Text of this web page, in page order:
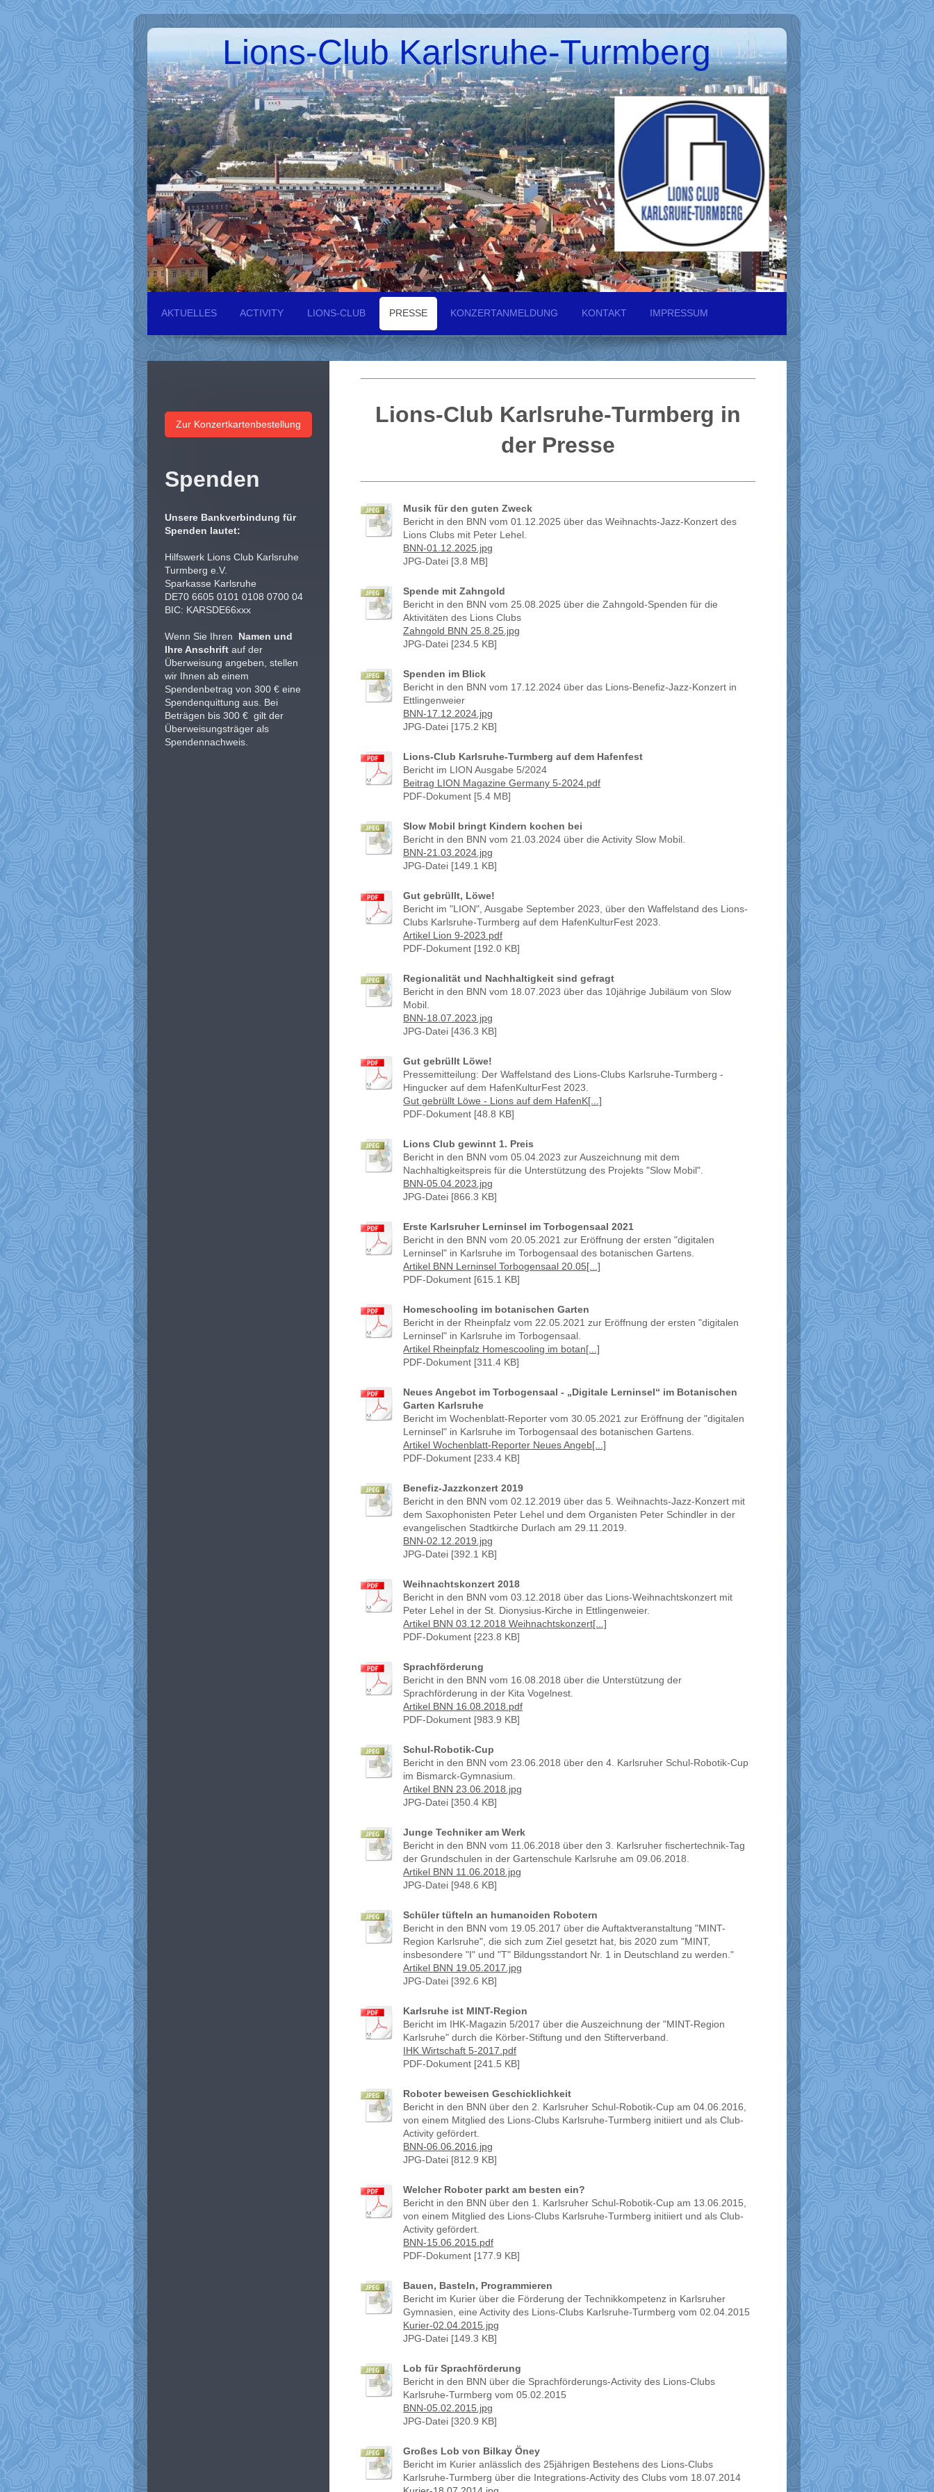
Lions-Club Karlsruhe-Turmberg
AKTUELLES ACTIVITY LIONS-CLUB PRESSE KONZERTANMELDUNG KONTAKT IMPRESSUM
Lions-Club Karlsruhe-Turmberg in
der Presse
Musik für den guten Zweck
Bericht in den BNN vom 01.12.2025 über das Weihnachts-Jazz-Konzert des
Lions Clubs mit Peter Lehel.
BNN-01.12.2025.jpg
JPG-Datei [3.8 MB]
Spende mit Zahngold
Bericht in den BNN vom 25.08.2025 über die Zahngold-Spenden für die
Aktivitäten des Lions Clubs
Zahngold BNN 25.8.25.jpg
JPG-Datei [234.5 KB]
Spenden im Blick
Bericht in den BNN vom 17.12.2024 über das Lions-Benefiz-Jazz-Konzert in
Ettlingenweier
BNN-17.12.2024.jpg
JPG-Datei [175.2 KB]
Lions-Club Karlsruhe-Turmberg auf dem Hafenfest
Bericht im LION Ausgabe 5/2024
Beitrag LION Magazine Germany 5-2024.pdf
PDF-Dokument [5.4 MB]
Slow Mobil bringt Kindern kochen bei
Bericht in den BNN vom 21.03.2024 über die Activity Slow Mobil.
BNN-21.03.2024.jpg
JPG-Datei [149.1 KB]
Gut gebrüllt, Löwe!
Bericht im "LION", Ausgabe September 2023, über den Waffelstand des Lions-
Clubs Karlsruhe-Turmberg auf dem HafenKulturFest 2023.
Artikel Lion 9-2023.pdf
PDF-Dokument [192.0 KB]
Regionalität und Nachhaltigkeit sind gefragt
Bericht in den BNN vom 18.07.2023 über das 10jährige Jubiläum von Slow
Mobil.
BNN-18.07.2023.jpg
JPG-Datei [436.3 KB]
Gut gebrüllt Löwe!
Pressemitteilung: Der Waffelstand des Lions-Clubs Karlsruhe-Turmberg -
Hingucker auf dem HafenKulturFest 2023.
Gut gebrüllt Löwe - Lions auf dem HafenK[...]
PDF-Dokument [48.8 KB]
Lions Club gewinnt 1. Preis
Bericht in den BNN vom 05.04.2023 zur Auszeichnung mit dem
Nachhaltigkeitspreis für die Unterstützung des Projekts "Slow Mobil".
BNN-05.04.2023.jpg
JPG-Datei [866.3 KB]
Erste Karlsruher Lerninsel im Torbogensaal 2021
Bericht in den BNN vom 20.05.2021 zur Eröffnung der ersten "digitalen
Lerninsel" in Karlsruhe im Torbogensaal des botanischen Gartens.
Artikel BNN Lerninsel Torbogensaal 20.05[...]
PDF-Dokument [615.1 KB]
Homeschooling im botanischen Garten
Bericht in der Rheinpfalz vom 22.05.2021 zur Eröffnung der ersten "digitalen
Lerninsel" in Karlsruhe im Torbogensaal.
Artikel Rheinpfalz Homescooling im botan[...]
PDF-Dokument [311.4 KB]
Neues Angebot im Torbogensaal - „Digitale Lerninsel“ im Botanischen
Garten Karlsruhe
Bericht im Wochenblatt-Reporter vom 30.05.2021 zur Eröffnung der "digitalen
Lerninsel" in Karlsruhe im Torbogensaal des botanischen Gartens.
Artikel Wochenblatt-Reporter Neues Angeb[...]
PDF-Dokument [233.4 KB]
Benefiz-Jazzkonzert 2019
Bericht in den BNN vom 02.12.2019 über das 5. Weihnachts-Jazz-Konzert mit
dem Saxophonisten Peter Lehel und dem Organisten Peter Schindler in der
evangelischen Stadtkirche Durlach am 29.11.2019.
BNN-02.12.2019.jpg
JPG-Datei [392.1 KB]
Weihnachtskonzert 2018
Bericht in den BNN vom 03.12.2018 über das Lions-Weihnachtskonzert mit
Peter Lehel in der St. Dionysius-Kirche in Ettlingenweier.
Artikel BNN 03.12.2018 Weihnachtskonzert[...]
PDF-Dokument [223.8 KB]
Sprachförderung
Bericht in den BNN vom 16.08.2018 über die Unterstützung der
Sprachförderung in der Kita Vogelnest.
Artikel BNN 16.08.2018.pdf
PDF-Dokument [983.9 KB]
Schul-Robotik-Cup
Bericht in den BNN vom 23.06.2018 über den 4. Karlsruher Schul-Robotik-Cup
im Bismarck-Gymnasium.
Artikel BNN 23.06.2018.jpg
JPG-Datei [350.4 KB]
Junge Techniker am Werk
Bericht in den BNN vom 11.06.2018 über den 3. Karlsruher fischertechnik-Tag
der Grundschulen in der Gartenschule Karlsruhe am 09.06.2018.
Artikel BNN 11.06.2018.jpg
JPG-Datei [948.6 KB]
Schüler tüfteln an humanoiden Robotern
Bericht in den BNN vom 19.05.2017 über die Auftaktveranstaltung "MINT-
Region Karlsruhe", die sich zum Ziel gesetzt hat, bis 2020 zum "MINT,
insbesondere "I" und "T" Bildungsstandort Nr. 1 in Deutschland zu werden."
Artikel BNN 19.05.2017.jpg
JPG-Datei [392.6 KB]
Karlsruhe ist MINT-Region
Bericht im IHK-Magazin 5/2017 über die Auszeichnung der "MINT-Region
Karlsruhe" durch die Körber-Stiftung und den Stifterverband.
IHK Wirtschaft 5-2017.pdf
PDF-Dokument [241.5 KB]
Roboter beweisen Geschicklichkeit
Bericht in den BNN über den 2. Karlsruher Schul-Robotik-Cup am 04.06.2016,
von einem Mitglied des Lions-Clubs Karlsruhe-Turmberg initiiert und als Club-
Activity gefördert.
BNN-06.06.2016.jpg
JPG-Datei [812.9 KB]
Welcher Roboter parkt am besten ein?
Bericht in den BNN über den 1. Karlsruher Schul-Robotik-Cup am 13.06.2015,
von einem Mitglied des Lions-Clubs Karlsruhe-Turmberg initiiert und als Club-
Activity gefördert.
BNN-15.06.2015.pdf
PDF-Dokument [177.9 KB]
Bauen, Basteln, Programmieren
Bericht im Kurier über die Förderung der Technikkompetenz in Karlsruher
Gymnasien, eine Activity des Lions-Clubs Karlsruhe-Turmberg vom 02.04.2015
Kurier-02.04.2015.jpg
JPG-Datei [149.3 KB]
Lob für Sprachförderung
Bericht in den BNN über die Sprachförderungs-Activity des Lions-Clubs
Karlsruhe-Turmberg vom 05.02.2015
BNN-05.02.2015.jpg
JPG-Datei [320.9 KB]
Großes Lob von Bilkay Öney
Bericht im Kurier anlässlich des 25jährigen Bestehens des Lions-Clubs
Karlsruhe-Turmberg über die Integrations-Activity des Clubs vom 18.07.2014
Zur Konzertkartenbestellung
Spenden
Unsere Bankverbindung für
Spenden lautet:
Hilfswerk Lions Club Karlsruhe
Turmberg e.V.
Sparkasse Karlsruhe
DE70 6605 0101 0108 0700 04
BIC: KARSDE66xxx
Wenn Sie Ihren Namen und
Ihre Anschrift auf der
Überweisung angeben, stellen
wir Ihnen ab einem
Spendenbetrag von 300 € eine
Spendenquittung aus. Bei
Beträgen bis 300 € gilt der
Überweisungsträger als
Spendennachweis.